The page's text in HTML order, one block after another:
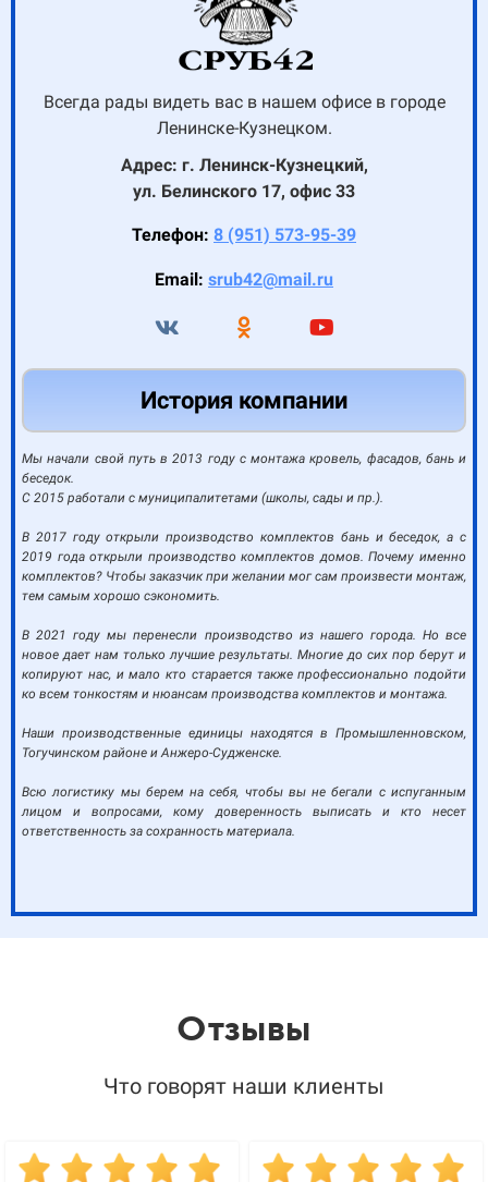
Всегда рады видеть вас в нашем офисе в городе
Ленинске-Кузнецком.
Адрес: г. Ленинск-Кузнецкий,
ул. Белинского 17, офис 33
Телефон: 8 (951) 573-95-39
Email: srub42@mail.ru
История компании
Мы начали свой путь в 2013 году с монтажа кровель, фасадов, бань и
беседок.
С 2015 работали с муниципалитетами (школы, сады и пр.).
В 2017 году открыли производство комплектов бань и беседок, а с
2019 года открыли производство комплектов домов. Почему именно
комплектов? Чтобы заказчик при желании мог сам произвести монтаж,
тем самым хорошо сэкономить.
В 2021 году мы перенесли производство из нашего города. Но все
новое дает нам только лучшие результаты. Многие до сих пор берут и
копируют нас, и мало кто старается также профессионально подойти
ко всем тонкостям и нюансам производства комплектов и монтажа.
Наши производственные единицы находятся в Промышленновском,
Тогучинском районе и Анжеро-Судженске.
Всю логистику мы берем на себя, чтобы вы не бегали с испуганным
лицом и вопросами, кому доверенность выписать и кто несет
ответственность за сохранность материала.
Отзывы
Что говорят наши клиенты